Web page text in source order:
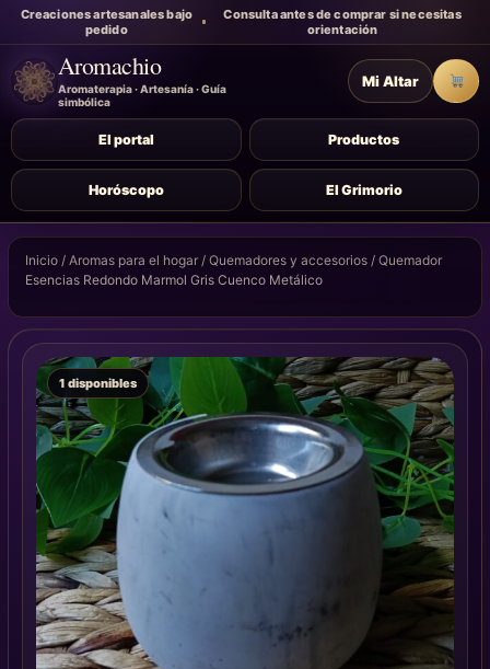
Creaciones artesanales bajo
pedido
Consulta antes de comprar si necesitas
orientación
Aromachio
Aromaterapia · Artesanía · Guía
simbólica
El portal Productos
Horóscopo El Grimorio
Mi Altar
Inicio / Aromas para el hogar / Quemadores y accesorios / Quemador
Esencias Redondo Marmol Gris Cuenco Metálico
1 disponibles